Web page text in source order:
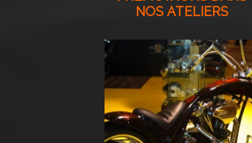
NOS ATELIERS